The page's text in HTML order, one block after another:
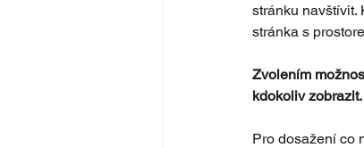
stránku navštívit.
stránka s
Zvolením
kdokoliv zobrazit.
Pro dosažení co